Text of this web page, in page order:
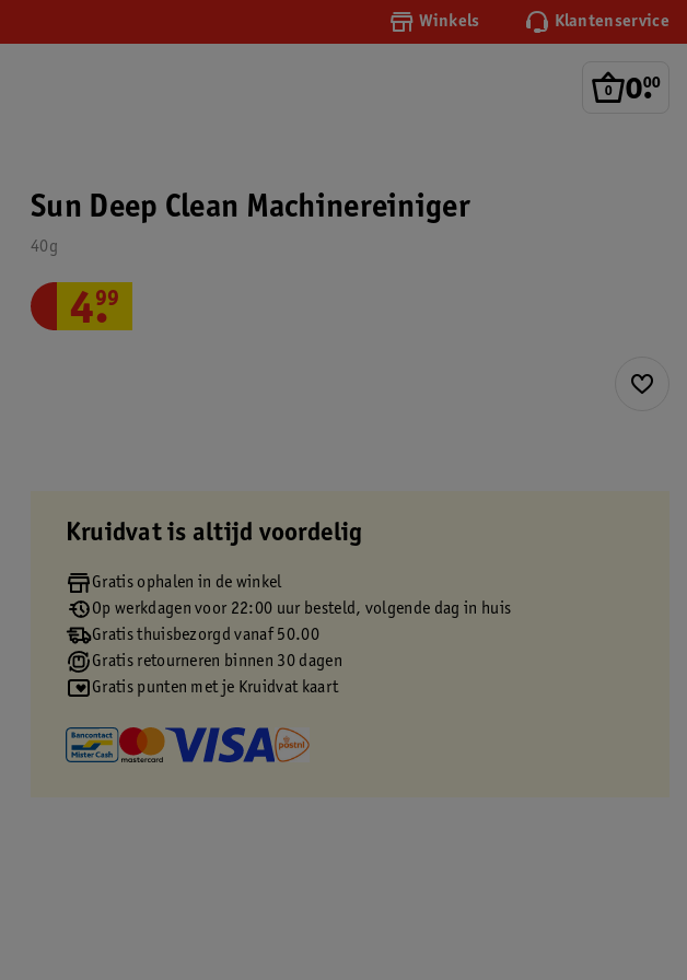
Winkels Klantenservice
0.
00
Sun Deep Clean Machinereiniger
40g
4.
99
Kruidvat is altijd voordelig
Gratis ophalen in de winkel
Op werkdagen voor 22:00 uur besteld, volgende dag in huis
Gratis thuisbezorgd vanaf 50.00
Gratis retourneren binnen 30 dagen
Gratis punten met je Kruidvat kaart